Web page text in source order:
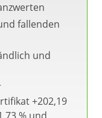
fallenden
und
+202,19